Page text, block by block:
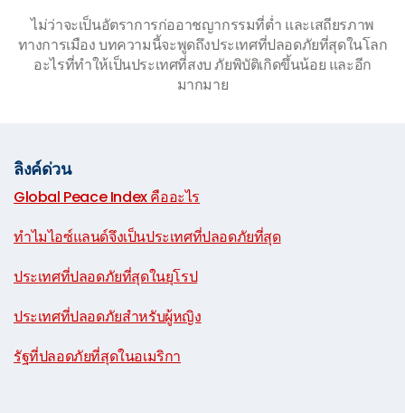
ไม่ว่าจะเป็นอัตราการก่ออาชญากรรมที่ต่ำ และเสถียรภาพ
ทางการเมือง บทความนี้จะพูดถึงประเทศที่ปลอดภัยที่สุดในโลก
อะไรที่ทำให้เป็นประเทศที่สงบ ภัยพิบัติเกิดขึ้นน้อย และอีก
มากมาย
ลิงค์ด่วน
Global Peace Index คืออะไร
ทำไมไอซ์แลนด์จึงเป็นประเทศที่ปลอดภัยที่สุด
ประเทศที่ปลอดภัยที่สุดในยุโรป
ประเทศที่ปลอดภัยสำหรับผู้หญิง
รัฐที่ปลอดภัยที่สุดในอเมริกา